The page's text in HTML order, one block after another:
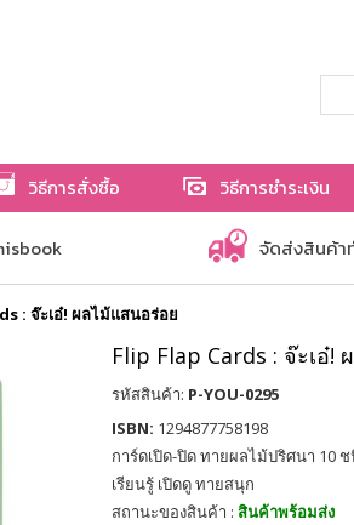
วิธีการสั่งซื้อ วิธีการชำระเงิน
จัดส่งสินค้า
: จ๊ะเอ๋! ผลไม้แสนอร่อย
Flip Flap Cards : จ๊ะเอ๋!
รหัสสินค้า: P-YOU-0295
ISBN: 1294877758198
การ์ดเปิด-ปิด ทายผลไม้ปริศนา 10
เรียนรู้ เปิดดู ทายสนุก
สถานะของสินค้า : สินค้าพร้อมส่ง